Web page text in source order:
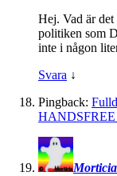
Hej. Vad är
politiken som
inte i någon
Svara ↓
Pingback:
HANDSFREE
Morticia